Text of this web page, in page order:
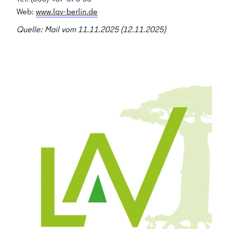
Web: www.lav-berlin.de
Quelle: Mail vom 11.11.2025 (12.11.2025)